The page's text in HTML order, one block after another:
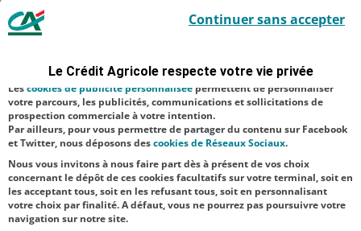
et Frac Picardie (Amiens).
Culture
RSE
Soutien
NOS
ACTUALITÉS
TOUTES NOS ACTUALITÉS
Le Crédit Agricole respecte votre vie privée
indispensables car utilisés à des fins de bon fonctionnement et de
sécurité ; d’autres sont facultatifs. Les
satisfaction facultatifs.
Lescookies de publicité personnalisée permettent de personnaliser
votre parcours, les publicités, communications et sollicitations de
prospection commerciale à votre intention.
Par ailleurs, pour vous permettre de partager du contenu sur Facebook
et Twitter, nous déposons descookies de Réseaux Sociaux.
Nous vous invitons à nous faire part dès à présent de vos choix
concernant le dépôt de ces cookies facultatifs sur votre terminal, soit en
les acceptant tous, soit en les refusant tous, soit en personnalisant
votre choix par finalité. A défaut, vous ne pourrez pas poursuivre votre
navigation sur notre site.
Continuer sans accepter